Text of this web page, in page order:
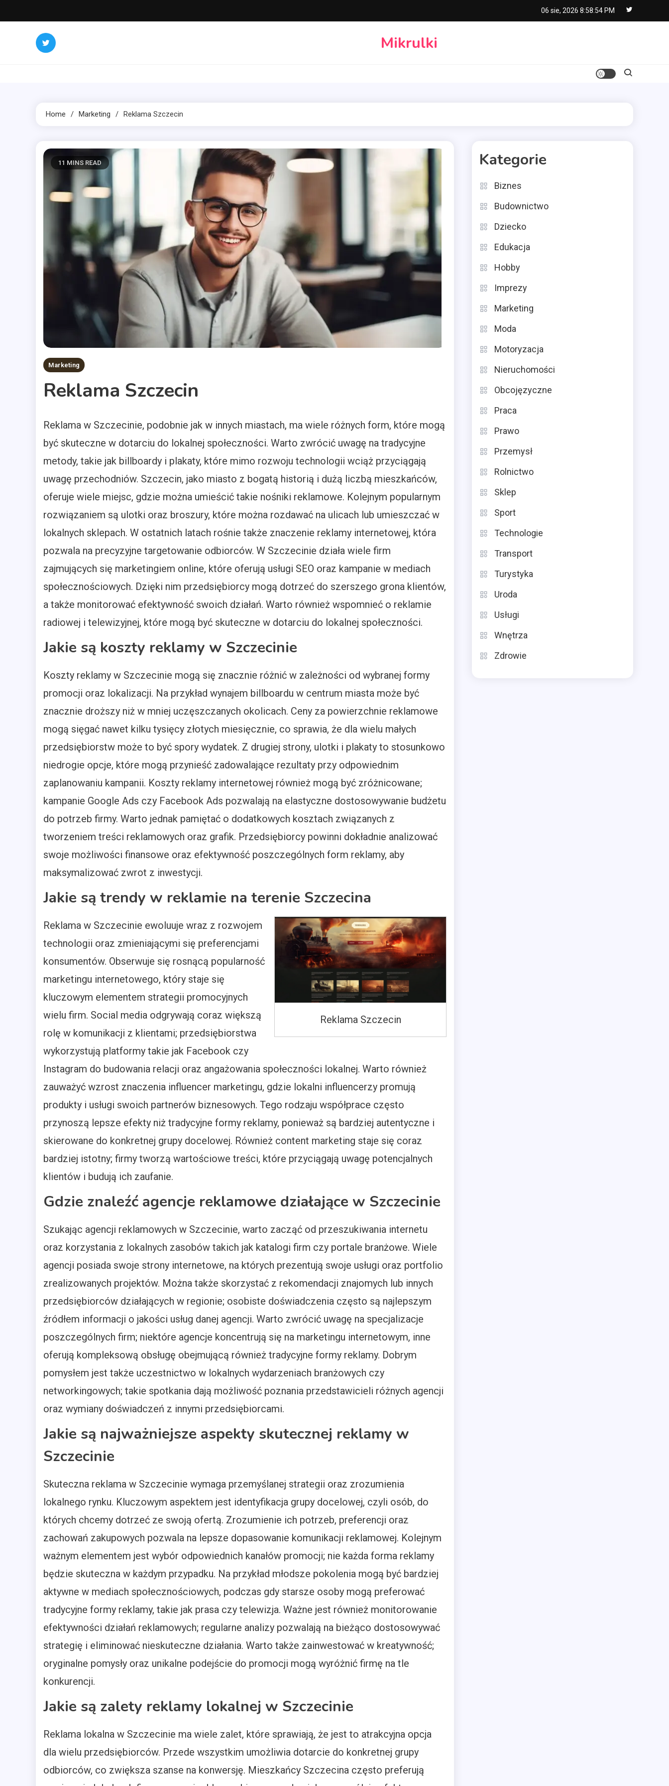
to
06 sie, 2026 8:58:55 PM
Mikrulki
Home Marketing Reklama Szczecin
11 MINS READ
Marketing
Reklama Szczecin
Reklama w Szczecinie, podobnie jak w innych miastach, ma wiele różnych form, które mogą
być skuteczne w dotarciu do lokalnej społeczności. Warto zwrócić uwagę na tradycyjne
metody, takie jak billboardy i plakaty, które mimo rozwoju technologii wciąż przyciągają
uwagę przechodniów. Szczecin, jako miasto z bogatą historią i dużą liczbą mieszkańców,
oferuje wiele miejsc, gdzie można umieścić takie nośniki reklamowe. Kolejnym popularnym
rozwiązaniem są ulotki oraz broszury, które można rozdawać na ulicach lub umieszczać w
lokalnych sklepach. W ostatnich latach rośnie także znaczenie reklamy internetowej, która
pozwala na precyzyjne targetowanie odbiorców. W Szczecinie działa wiele firm
zajmujących się marketingiem online, które oferują usługi SEO oraz kampanie w mediach
społecznościowych. Dzięki nim przedsiębiorcy mogą dotrzeć do szerszego grona klientów,
a także monitorować efektywność swoich działań. Warto również wspomnieć o reklamie
radiowej i telewizyjnej, które mogą być skuteczne w dotarciu do lokalnej społeczności.
Jakie są koszty reklamy w Szczecinie
Koszty reklamy w Szczecinie mogą się znacznie różnić w zależności od wybranej formy
promocji oraz lokalizacji. Na przykład wynajem billboardu w centrum miasta może być
znacznie droższy niż w mniej uczęszczanych okolicach. Ceny za powierzchnie reklamowe
mogą sięgać nawet kilku tysięcy złotych miesięcznie, co sprawia, że dla wielu małych
przedsiębiorstw może to być spory wydatek. Z drugiej strony, ulotki i plakaty to stosunkowo
niedrogie opcje, które mogą przynieść zadowalające rezultaty przy odpowiednim
zaplanowaniu kampanii. Koszty reklamy internetowej również mogą być zróżnicowane;
kampanie Google Ads czy Facebook Ads pozwalają na elastyczne dostosowywanie budżetu
do potrzeb firmy. Warto jednak pamiętać o dodatkowych kosztach związanych z
tworzeniem treści reklamowych oraz grafik. Przedsiębiorcy powinni dokładnie analizować
swoje możliwości finansowe oraz efektywność poszczególnych form reklamy, aby
maksymalizować zwrot z inwestycji.
Jakie są trendy w reklamie na terenie Szczecina
Reklama Szczecin
Reklama w Szczecinie ewoluuje wraz z rozwojem
technologii oraz zmieniającymi się preferencjami
konsumentów. Obserwuje się rosnącą popularność
marketingu internetowego, który staje się
kluczowym elementem strategii promocyjnych
wielu firm. Social media odgrywają coraz większą
rolę w komunikacji z klientami; przedsiębiorstwa
wykorzystują platformy takie jak Facebook czy
Instagram do budowania relacji oraz angażowania społeczności lokalnej. Warto również
zauważyć wzrost znaczenia influencer marketingu, gdzie lokalni influencerzy promują
produkty i usługi swoich partnerów biznesowych. Tego rodzaju współprace często
przynoszą lepsze efekty niż tradycyjne formy reklamy, ponieważ są bardziej autentyczne i
skierowane do konkretnej grupy docelowej. Również content marketing staje się coraz
bardziej istotny; firmy tworzą wartościowe treści, które przyciągają uwagę potencjalnych
klientów i budują ich zaufanie.
Gdzie znaleźć agencje reklamowe działające w Szczecinie
Szukając agencji reklamowych w Szczecinie, warto zacząć od przeszukiwania internetu
oraz korzystania z lokalnych zasobów takich jak katalogi firm czy portale branżowe. Wiele
agencji posiada swoje strony internetowe, na których prezentują swoje usługi oraz portfolio
zrealizowanych projektów. Można także skorzystać z rekomendacji znajomych lub innych
przedsiębiorców działających w regionie; osobiste doświadczenia często są najlepszym
źródłem informacji o jakości usług danej agencji. Warto zwrócić uwagę na specjalizacje
poszczególnych firm; niektóre agencje koncentrują się na marketingu internetowym, inne
oferują kompleksową obsługę obejmującą również tradycyjne formy reklamy. Dobrym
pomysłem jest także uczestnictwo w lokalnych wydarzeniach branżowych czy
networkingowych; takie spotkania dają możliwość poznania przedstawicieli różnych agencji
oraz wymiany doświadczeń z innymi przedsiębiorcami.
Jakie są najważniejsze aspekty skutecznej reklamy w
Szczecinie
Skuteczna reklama w Szczecinie wymaga przemyślanej strategii oraz zrozumienia
lokalnego rynku. Kluczowym aspektem jest identyfikacja grupy docelowej, czyli osób, do
których chcemy dotrzeć ze swoją ofertą. Zrozumienie ich potrzeb, preferencji oraz
zachowań zakupowych pozwala na lepsze dopasowanie komunikacji reklamowej. Kolejnym
ważnym elementem jest wybór odpowiednich kanałów promocji; nie każda forma reklamy
będzie skuteczna w każdym przypadku. Na przykład młodsze pokolenia mogą być bardziej
aktywne w mediach społecznościowych, podczas gdy starsze osoby mogą preferować
tradycyjne formy reklamy, takie jak prasa czy telewizja. Ważne jest również monitorowanie
efektywności działań reklamowych; regularne analizy pozwalają na bieżąco dostosowywać
strategię i eliminować nieskuteczne działania. Warto także zainwestować w kreatywność;
oryginalne pomysły oraz unikalne podejście do promocji mogą wyróżnić firmę na tle
konkurencji.
Jakie są zalety reklamy lokalnej w Szczecinie
Reklama lokalna w Szczecinie ma wiele zalet, które sprawiają, że jest to atrakcyjna opcja
dla wielu przedsiębiorców. Przede wszystkim umożliwia dotarcie do konkretnej grupy
odbiorców, co zwiększa szanse na konwersję. Mieszkańcy Szczecina często preferują
Kategorie
Biznes
Budownictwo
Dziecko
Edukacja
Hobby
Imprezy
Marketing
Moda
Motoryzacja
Nieruchomości
Obcojęzyczne
Praca
Prawo
Przemysł
Rolnictwo
Sklep
Sport
Technologie
Transport
Turystyka
Uroda
Usługi
Wnętrza
Zdrowie